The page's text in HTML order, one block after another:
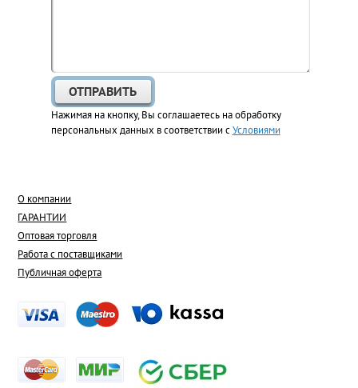
Нажимая на кнопку, Вы соглашаетесь на обработку
персональных данных в соответствии сУсловиями
О компании
ГАРАНТИИ
Оптовая торговля
Работа с поставщиками
Публичная оферта